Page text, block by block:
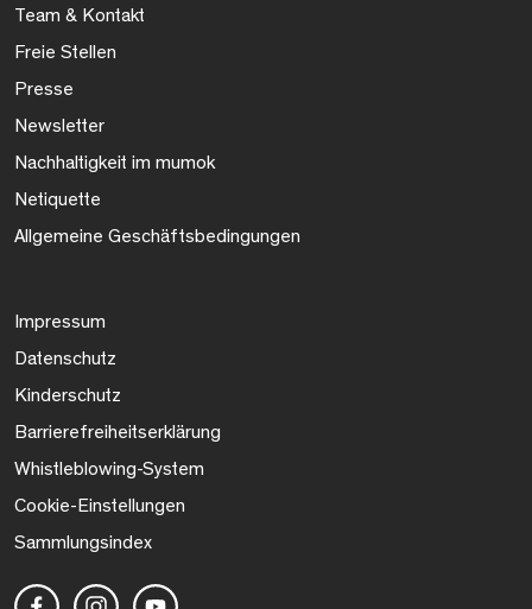
Team & Kontakt
Freie Stellen
Presse
Newsletter
Nachhaltigkeit im mumok
Netiquette
Allgemeine Geschäftsbedingungen
Impressum
Datenschutz
Kinderschutz
Barrierefreiheitserklärung
Whistleblowing-System
Cookie-Einstellungen
Sammlungsindex